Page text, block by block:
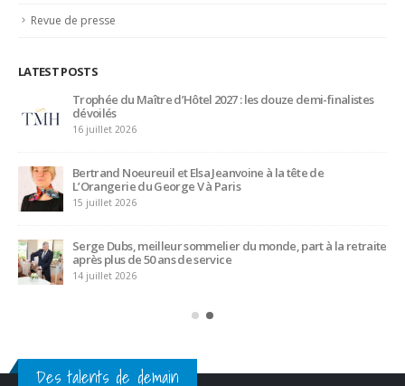
Revue de presse
LATEST POSTS
Trophée du Maître d’Hôtel 2027 : les douze demi-finalistes
dévoilés
16 juillet 2026
Bertrand Noeureuil et Elsa Jeanvoine à la tête de
L’Orangerie du George V à Paris
15 juillet 2026
Serge Dubs, meilleur sommelier du monde, part à la retraite
après plus de 50 ans de service
14 juillet 2026
Des talents de demain